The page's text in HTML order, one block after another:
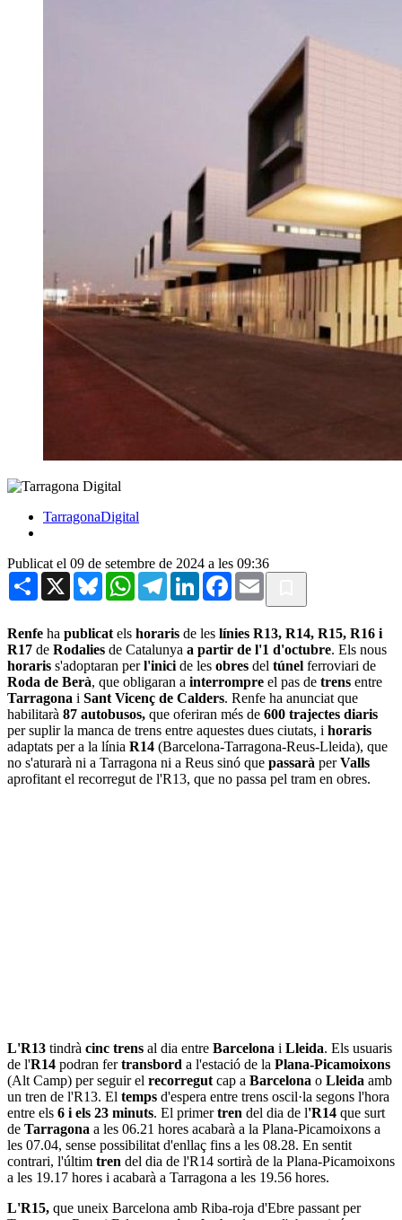
TarragonaDigital
Publicat el 09 de setembre de 2024 a les 09:36
Share X BlueskyWhatsAppTelegramLinkedInFacebook
Email
Renfe ha publicat els horaris de les línies R13, R14, R15, R16 i
R17 de Rodalies de Catalunya a partir de l'1 d'octubre. Els nous
horaris s'adoptaran perl'inici de les obres del túnel ferroviari de
Roda de Berà, que obligaran a interrompre el pas de trens entre
Tarragona i Sant Vicenç de Calders. Renfe ha anunciat que
habilitarà 87 autobusos, que oferiran més de 600 trajectes diaris
per suplir la manca de trens entre aquestes dues ciutats, i horaris
adaptats per a la línia R14 (Barcelona-Tarragona-Reus-Lleida), que
no s'aturarà ni a Tarragona ni a Reus sinó que passarà perValls
aprofitant el recorregut de l'R13, que no passa pel tram en obres.
L'R13 tindrà cinc trens al dia entre Barcelona i Lleida. Els usuaris
de l'R14 podran fertransbord a l'estació de la Plana-Picamoixons
(Alt Camp) per seguir el recorregut cap a Barcelona o Lleida amb
un tren de l'R13. El temps d'espera entre trens oscil·la segons l'hora
entre els 6 i els 23 minuts. El primertren del dia de l'R14 que surt
de Tarragona a les 06.21 hores acabarà a la Plana-Picamoixons a
les 07.04, sense possibilitat d'enllaç fins a les 08.28. En sentit
contrari, l'últim tren del dia de l'R14 sortirà de la Plana-Picamoixons
a les 19.17 hores i acabarà a Tarragona a les 19.56 hores.
L'R15, que uneix Barcelona amb Riba-roja d'Ebre passant per